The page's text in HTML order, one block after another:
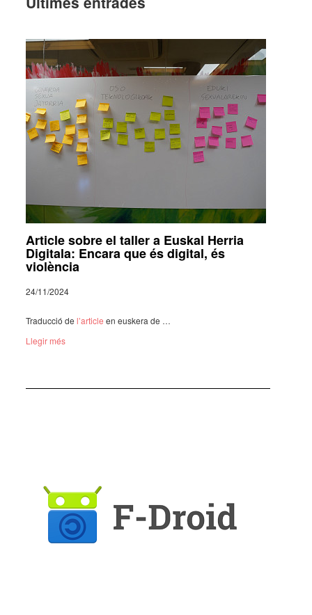
Article sobre el taller a Euskal Herria
Digitala: Encara que és digital, és
violència
24/11/2024
Traduc­ció del’ar­ti­cle en euskera de …
Llegir més